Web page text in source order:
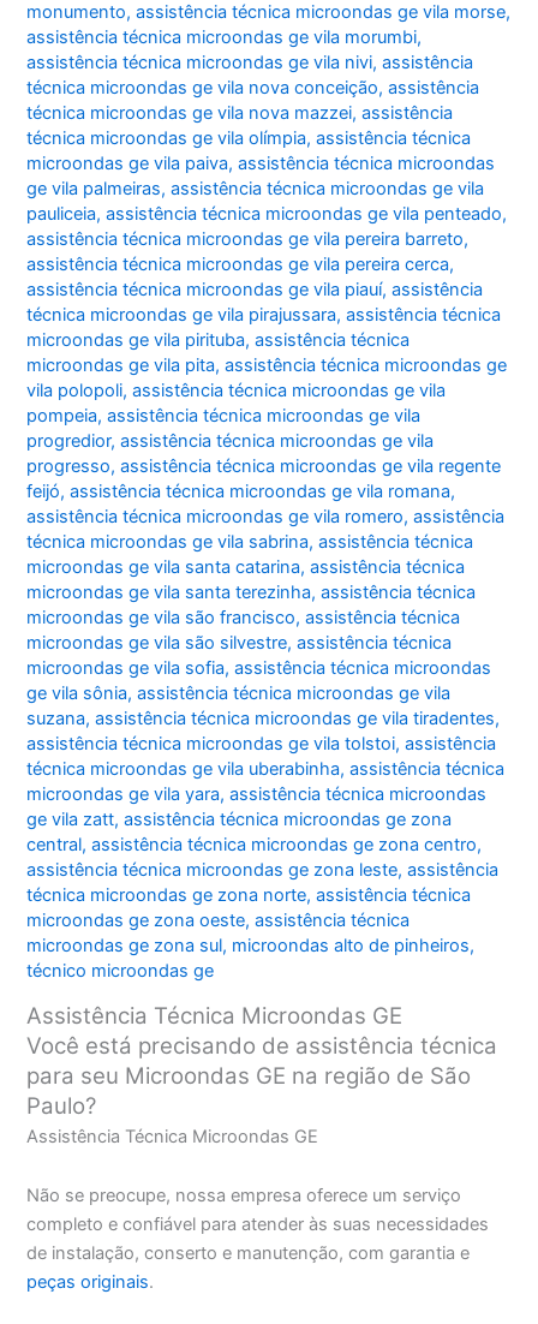
monumento,assistência técnica microondas ge vila morse,
assistência técnica microondas ge vila morumbi,
assistência técnica microondas ge vila nivi,assistência
técnica microondas ge vila nova conceição,assistência
técnica microondas ge vila nova mazzei,assistência
técnica microondas ge vila olímpia,assistência técnica
microondas ge vila paiva,assistência técnica microondas
ge vila palmeiras,assistência técnica microondas ge vila
pauliceia,assistência técnica microondas ge vila penteado,
assistência técnica microondas ge vila pereira barreto,
assistência técnica microondas ge vila pereira cerca,
assistência técnica microondas ge vila piauí,assistência
técnica microondas ge vila pirajussara,assistência técnica
microondas ge vila pirituba,assistência técnica
microondas ge vila pita,assistência técnica microondas ge
vila polopoli,assistência técnica microondas ge vila
pompeia,assistência técnica microondas ge vila
progredior,assistência técnica microondas ge vila
progresso,assistência técnica microondas ge vila regente
feijó,assistência técnica microondas ge vila romana,
assistência técnica microondas ge vila romero,assistência
técnica microondas ge vila sabrina,assistência técnica
microondas ge vila santa catarina,assistência técnica
microondas ge vila santa terezinha,assistência técnica
microondas ge vila são francisco,assistência técnica
microondas ge vila são silvestre,assistência técnica
microondas ge vila sofia,assistência técnica microondas
ge vila sônia,assistência técnica microondas ge vila
suzana,assistência técnica microondas ge vila tiradentes,
assistência técnica microondas ge vila tolstoi,assistência
técnica microondas ge vila uberabinha,assistência técnica
microondas ge vila yara,assistência técnica microondas
ge vila zatt,assistência técnica microondas ge zona
central,assistência técnica microondas ge zona centro,
assistência técnica microondas ge zona leste,assistência
técnica microondas ge zona norte,assistência técnica
microondas ge zona oeste,assistência técnica
microondas ge zona sul, microondas alto de pinheiros,
técnico microondas ge
Assistência Técnica Microondas GE
Você está precisando de assistência técnica
para seu Microondas GE na região de São
Paulo?
Assistência Técnica Microondas GE
Não se preocupe, nossa empresa oferece um serviço
completo e confiável para atender às suas necessidades
de instalação, conserto e manutenção, com garantia e
peças originais.